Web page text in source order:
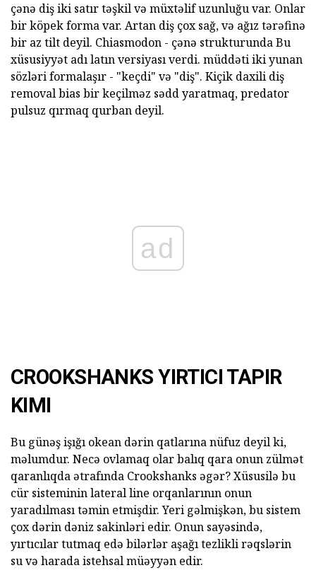
çənə diş iki satır təşkil və müxtəlif uzunluğu var. Onlar
bir köpek forma var. Artan diş çox sağ, və ağız tərəfinə
bir az tilt deyil. Chiasmodon - çənə strukturunda Bu
xüsusiyyət adı latın versiyası verdi. müddəti iki yunan
sözləri formalaşır - "keçdi" və "diş". Kiçik daxili diş
removal bias bir keçilməz sədd yaratmaq, predator
pulsuz qırmaq qurban deyil.
ad
CROOKSHANKS YIRTICI TAPIR
KIMI
Bu günəş işığı okean dərin qatlarına nüfuz deyil ki,
məlumdur. Necə ovlamaq olar balıq qara onun zülmət
qaranlıqda ətrafında Crookshanks əgər? Xüsusilə bu
cür sisteminin lateral line orqanlarının onun
yaradılması təmin etmişdir. Yeri gəlmişkən, bu sistem
çox dərin dəniz sakinləri edir. Onun sayəsində,
yırtıcılar tutmaq edə bilərlər aşağı tezlikli rəqslərin
su və harada istehsal müəyyən edir.